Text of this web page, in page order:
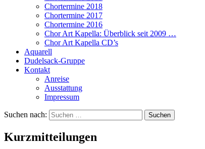
Chortermine 2018
Chortermine 2017
Chortermine 2016
Chor Art Kapella: Überblick seit 2009 …
Chor Art Kapella CD’s
Aquarell
Dudelsack-Gruppe
Kontakt
Anreise
Ausstattung
Impressum
Suchen nach:
Kurzmitteilungen